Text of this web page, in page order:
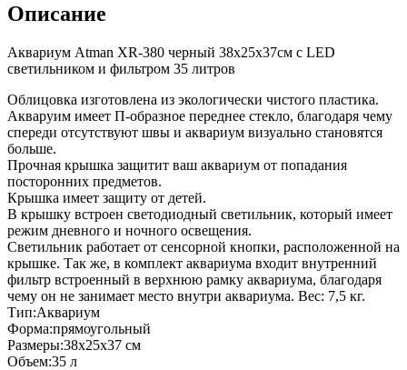
Описание
Аквариум Atman XR-380 черный 38х25х37см с LED
светильником и фильтром 35 литров
Облицовка изготовлена из экологически чистого пластика.
Акваруим имеет П-образное переднее стекло, благодаря чему
спереди отсутствуют швы и аквариум визуально становятся
больше.
Прочная крышка защитит ваш аквариум от попадания
посторонних предметов.
Крышка имеет защиту от детей.
В крышку встроен светодиодный светильник, который имеет
режим дневного и ночного освещения.
Светильник работает от сенсорной кнопки, расположенной на
крышке. Так же, в комплект аквариума входит внутренний
фильтр встроенный в верхнюю рамку аквариума, благодаря
чему он не занимает место внутри аквариума. Вес: 7,5 кг.
Тип:Аквариум
Форма:прямоугольный
Размеры:38х25х37 см
Объем:35 л